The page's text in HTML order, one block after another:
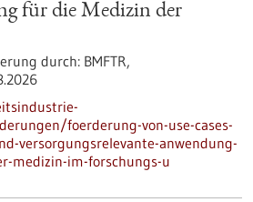
für die Medizin der
durch: BMFTR,
foerderung-von-use-cases-
versorgungsrelevante-anwendung-
medizin-im-forschungs-u